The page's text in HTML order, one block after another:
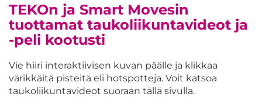
TEKOn ja Smart Movesin
tuottamat taukoliikuntavideot ja
-peli kootusti
Vie hiiri interaktiivisen kuvan päälle ja klikkaa
värikkäitä pisteitä eli hotspotteja. Voit katsoa
taukoliikuntavideot suoraan tällä sivulla.